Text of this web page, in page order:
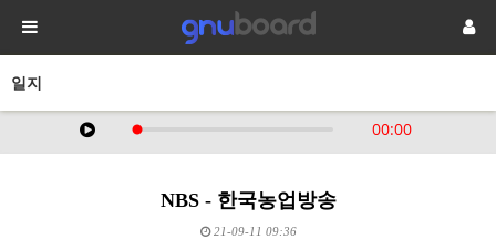
일지
NBS - 한국농업방송
21-09-11 09:36